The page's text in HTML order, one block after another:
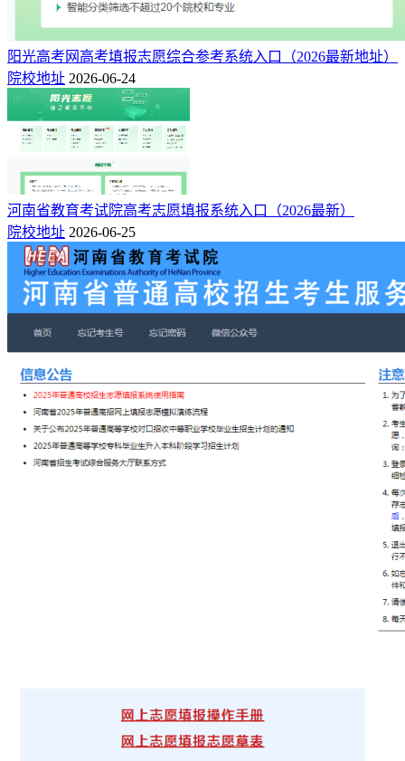
阳光高考网高考填报志愿综合参考系统入口（2026最新地址）
院校地址 2026-06-24
河南省教育考试院高考志愿填报系统入口（2026最新）
院校地址 2026-06-25